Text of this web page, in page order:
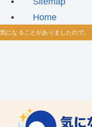
Home
気になることがありましたので。